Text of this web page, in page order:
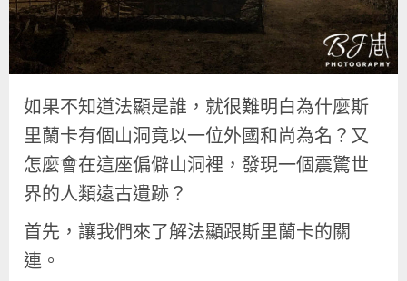
如果不知道法顯是誰，就很難明白為什麼斯
里蘭卡有個山洞竟以一位外國和尚為名？又
怎麼會在這座偏僻山洞裡，發現一個震驚世
界的人類遠古遺跡？
首先，讓我們來了解法顯跟斯里蘭卡的關
連。